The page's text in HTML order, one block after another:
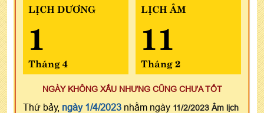
LỊCH DƯƠNG
1
Tháng 4
LỊCH ÂM
11
Tháng 2
NGÀY KHÔNG XẤU NHƯNG CŨNG CHƯA TỐT
Thứ bảy, ngày 1/4/2023 nhằm ngày 11/2/2023 Âm lịch